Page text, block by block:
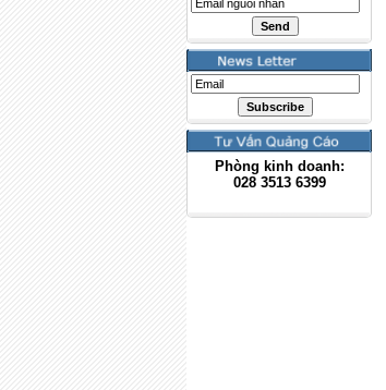
Phòng kinh doanh:
028 3513 6399